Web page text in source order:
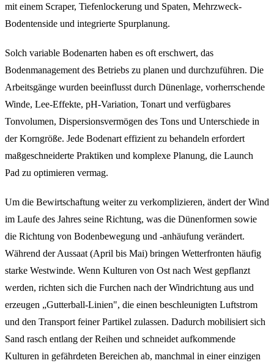
mit einem Scraper, Tiefenlockerung und Spaten, Mehrzweck-
Bodentenside und integrierte Spurplanung.
Solch variable Bodenarten haben es oft erschwert, das
Bodenmanagement des Betriebs zu planen und durchzuführen. Die
Arbeitsgänge wurden beeinflusst durch Dünenlage, vorherrschende
Winde, Lee-Effekte, pH-Variation, Tonart und verfügbares
Tonvolumen, Dispersionsvermögen des Tons und Unterschiede in
der Korngröße. Jede Bodenart effizient zu behandeln erfordert
maßgeschneiderte Praktiken und komplexe Planung, die Launch
Pad zu optimieren vermag.
Um die Bewirtschaftung weiter zu verkomplizieren, ändert der Wind
im Laufe des Jahres seine Richtung, was die Dünenformen sowie
die Richtung von Bodenbewegung und -anhäufung verändert.
Während der Aussaat (April bis Mai) bringen Wetterfronten häufig
starke Westwinde. Wenn Kulturen von Ost nach West gepflanzt
werden, richten sich die Furchen nach der Windrichtung aus und
erzeugen „Gutterball-Linien", die einen beschleunigten Luftstrom
und den Transport feiner Partikel zulassen. Dadurch mobilisiert sich
Sand rasch entlang der Reihen und schneidet aufkommende
Kulturen in gefährdeten Bereichen ab, manchmal in einer einzigen